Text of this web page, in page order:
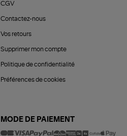
CGV
Contactez-nous
Vos retours
Supprimer mon compte
Politique de confidentialité
Préférences de cookies
MODE DE PAIEMENT